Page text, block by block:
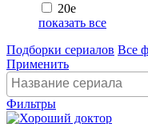
20e
показать все
Подборки сериалов Все
Применить
Фильтры